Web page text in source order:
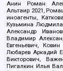
Анин Роман
Альтаир 2021,
иноагенты,
Кузьмина
Александр
Владимир
Евгеньевич,
Любарев Аркадий
Викторович,
Пигалкин Илья